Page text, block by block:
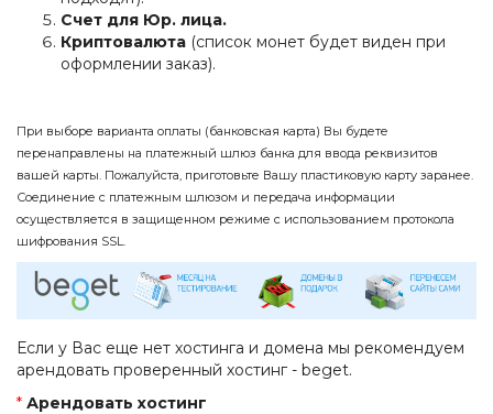
Счет для Юр. лица.
Криптовалюта (список монет будет виден при
оформлении заказ).
При выборе варианта оплаты (банковская карта) Вы будете
перенаправлены на платежный шлюз банка для ввода реквизитов
вашей карты. Пожалуйста, приготовьте Вашу пластиковую карту заранее.
Соединение с платежным шлюзом и передача информации
осуществляется в защищенном режиме с использованием протокола
шифрования SSL.
Если у Вас еще нет хостинга и домена мы рекомендуем
арендовать проверенный хостинг - beget.
* Арендовать хостинг